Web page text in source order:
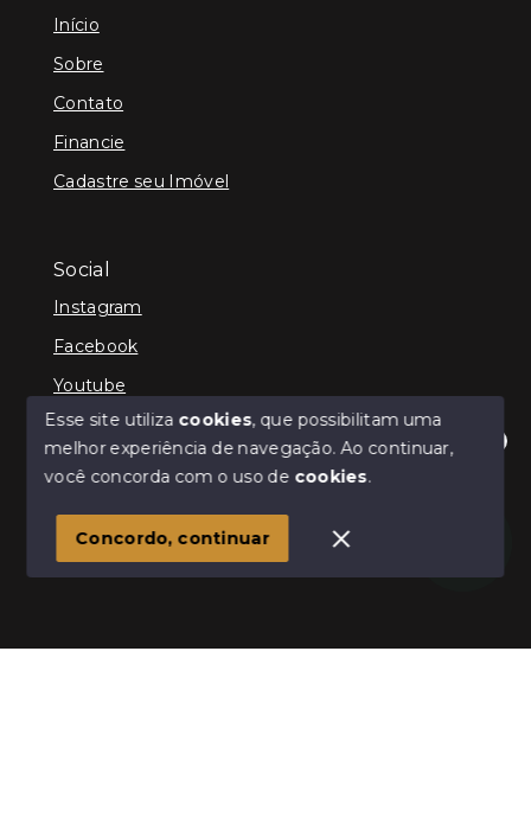
Olá! Estamos disponíveis para te ajudar.
Início
Sobre
Contato
Financie
Cadastre seu Imóvel
Social
Instagram
Facebook
Youtube
© Copyright 2026 - Schultz Imóveis - Todos os direitos
SITE PARA IMOBILIARIA
Esse site utiliza cookies, que possibilitam uma
melhor experiência de navegação.Ao continuar,
você concorda com o uso de cookies.
Concordo, continuar